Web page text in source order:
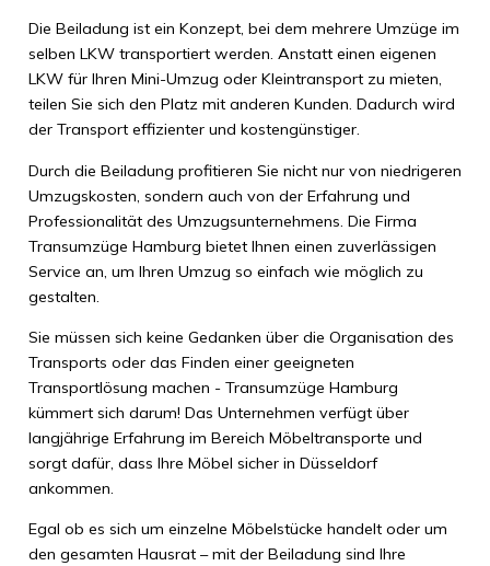
Die Beiladung ist ein Konzept, bei dem mehrere Umzüge im
selben LKW transportiert werden. Anstatt einen eigenen
LKW für Ihren Mini-Umzug oder Kleintransport zu mieten,
teilen Sie sich den Platz mit anderen Kunden. Dadurch wird
der Transport effizienter und kostengünstiger.
Durch die Beiladung profitieren Sie nicht nur von niedrigeren
Umzugskosten, sondern auch von der Erfahrung und
Professionalität des Umzugsunternehmens. Die Firma
Transumzüge Hamburg bietet Ihnen einen zuverlässigen
Service an, um Ihren Umzug so einfach wie möglich zu
gestalten.
Sie müssen sich keine Gedanken über die Organisation des
Transports oder das Finden einer geeigneten
Transportlösung machen - Transumzüge Hamburg
kümmert sich darum! Das Unternehmen verfügt über
langjährige Erfahrung im Bereich Möbeltransporte und
sorgt dafür, dass Ihre Möbel sicher in Düsseldorf
ankommen.
Egal ob es sich um einzelne Möbelstücke handelt oder um
den gesamten Hausrat – mit der Beiladung sind Ihre